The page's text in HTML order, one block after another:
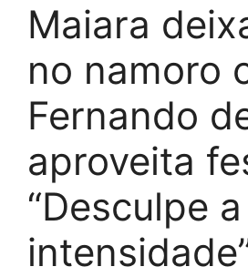
Maiara
no namoro
Fernando
aproveita
“Desculpe a